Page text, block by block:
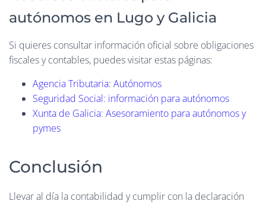
autónomos en Lugo y Galicia
Si quieres consultar información oficial sobre obligaciones
fiscales y contables, puedes visitar estas páginas:
Agencia Tributaria: Autónomos
Seguridad Social: información para autónomos
Xunta de Galicia: Asesoramiento para autónomos y
pymes
Conclusión
Llevar al día la contabilidad y cumplir con la declaración